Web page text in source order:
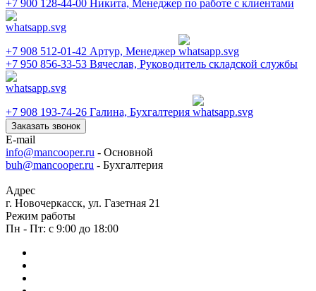
+7 900 128-44-00 Никита, Менеджер по работе с клиентами
+7 908 512-01-42 Артур, Менеджер
+7 950 856-33-53 Вячеслав, Руководитель складской службы
+7 908 193-74-26 Галина, Бухгалтерия
Заказать звонок
E-mail
info@mancooper.ru - Основной
buh@mancooper.ru - Бухгалтерия
Адрес
г. Новочеркасск, ул. Газетная 21
Режим работы
Пн - Пт: с 9:00 до 18:00